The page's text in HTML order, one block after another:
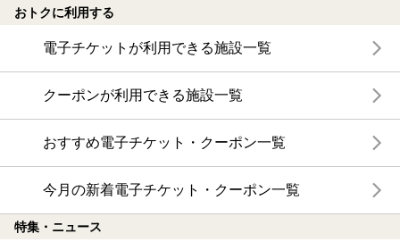
おトクに利用する
電子チケットが利用できる施設一覧
クーポンが利用できる施設一覧
おすすめ電子チケット・クーポン一覧
今月の新着電子チケット・クーポン一覧
特集・ニュース